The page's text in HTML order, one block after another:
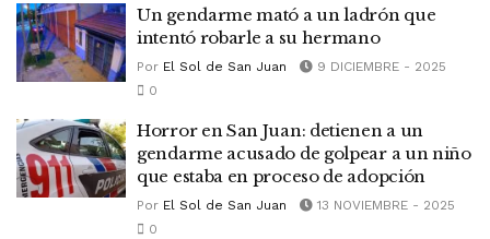
Un gendarme mató a un ladrón que
intentó robarle a su hermano
Por El Sol de San Juan
9 DICIEMBRE - 2025
0
Horror en San Juan: detienen a un
gendarme acusado de golpear a un niño
que estaba en proceso de adopción
Por El Sol de San Juan
13 NOVIEMBRE - 2025
0